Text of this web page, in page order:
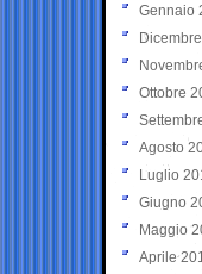
Gennaio
Ottobre
Agosto
Luglio
Giugno
Maggio
Aprile